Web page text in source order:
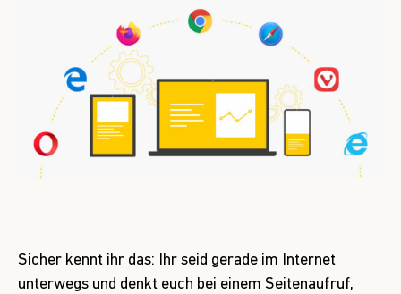
Sicher kennt ihr das: Ihr seid gerade im Internet
unterwegs und denkt euch bei einem Seitenaufruf,